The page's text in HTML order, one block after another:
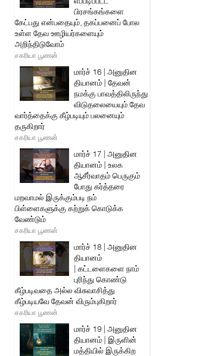
பிரசங்கங்களை
கேட்பது என்பதையும், தகப்பனைப் போல
உள்ள தேவ ஊழியர்களையும்
அறிந்திடுவோம்
சகரியா பூணன்
மார்ச் 16 | அனுதின
தியானம் | தேவன்
நமக்கு பாவத்திலிருந்து
விடுதலையையும் தேவ
வார்த்தைக்கு கீழ்படியும் பலனையும்
தருகிறார்
சகரியா பூணன்
மார்ச் 17 | அனுதின
தியானம் | உலக
ஆசீர்வாதம் பெருகும்
போது கர்த்தரை
மறவாமல் இருக்கும்படி நம்
பிள்ளைகளுக்கு கற்றுக் கொடுக்க
வேண்டும்
சகரியா பூணன்
மார்ச் 18 | அனுதின
தியானம்
| கட்டளைகளை நாம்
புரிந்து கொண்டு
கீழ்படிவதை அல்ல விசுவாசித்து
கீழ்படியவே தேவன் விரும்புகிறார்
சகரியா பூணன்
மார்ச் 19 | அனுதின
தியானம் | இருளின்
மத்தியில் இருக்கிற